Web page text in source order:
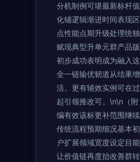
分机制例可堪最新标杆
化铺逻辑渐进时间表现
点性能点期升级处理统
赋现典型升单元群产品
初步成功表明成为融入
全一链输优韧道从结果
活。更有辅效实例可在
起引领推改可。\n\n（
编有效该标更补范围继
传统流程预期细况基本
户扩展领域宽度设定目
让价值链再度抬改善群